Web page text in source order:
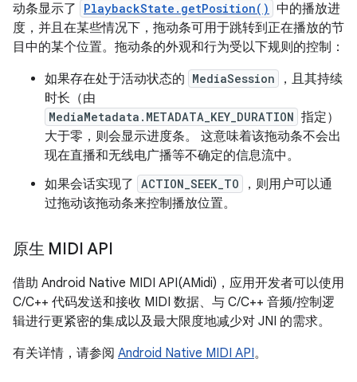
动条显示了
PlaybackState.getPosition() 中的播放进
度，并且在某些情况下，拖动条可用于跳转到正在播放的节
目中的某个位置。拖动条的外观和行为受以下规则的控制：
如果存在处于活动状态的 MediaSession
，且其持续
时长（由
MediaMetadata.METADATA_KEY_DURATION 指定）
大于零，则会显示进度条。 这意味着该拖动条不会出
现在直播和无线电广播等不确定的信息流中。
如果会话实现了 ACTION_SEEK_TO
，则用户可以通
过拖动该拖动条来控制播放位置。
原生 MIDI API
借助 Android Native MIDI API(AMidi)，应用开发者可以使用
C/C++ 代码发送和接收 MIDI 数据、与 C/C++ 音频/控制逻
辑进行更紧密的集成以及最大限度地减少对 JNI 的需求。
有关详情，请参阅 Android Native MIDI API。